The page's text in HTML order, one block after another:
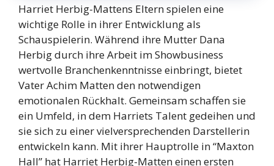
Harriet Herbig-Mattens Eltern spielen eine
wichtige Rolle in ihrer Entwicklung als
Schauspielerin. Während ihre Mutter Dana
Herbig durch ihre Arbeit im Showbusiness
wertvolle Branchenkenntnisse einbringt, bietet
Vater Achim Matten den notwendigen
emotionalen Rückhalt. Gemeinsam schaffen sie
ein Umfeld, in dem Harriets Talent gedeihen und
sie sich zu einer vielversprechenden Darstellerin
entwickeln kann. Mit ihrer Hauptrolle in “Maxton
Hall” hat Harriet Herbig-Matten einen ersten